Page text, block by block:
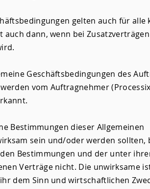
gelten auch für alle
auch dann, wenn bei
Geschäftsbedingungen des
vom Auftragnehmer
Bestimmungen dieser Allgemeinen
sein und/oder werden sollten,
Bestimmungen und der unter
Verträge nicht. Die unwirksame
dem Sinn und wirtschaftlichen